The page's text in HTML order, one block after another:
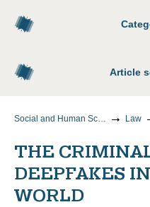
Article
Social and Human Sciences Law
THE
DEEPFAKES
WORLD